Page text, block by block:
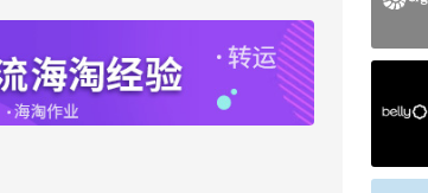
62人获得返利
Belly Bandit
4%返利